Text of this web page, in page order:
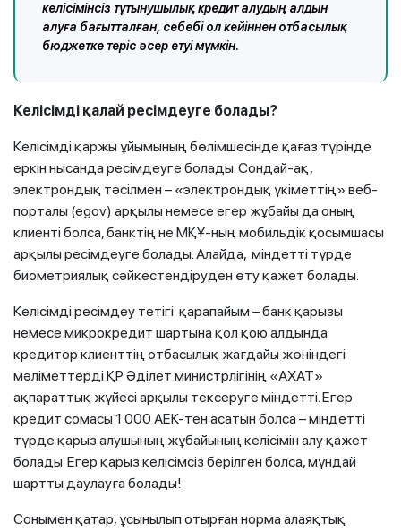
келісімінсіз тұтынушылық кредит алудың алдын
алуға бағытталған, себебі ол кейіннен отбасылық
бюджетке теріс әсер етуі мүмкін.
Келісімді қалай ресімдеуге болады?
Келісімді қаржы ұйымының бөлімшесінде қағаз түрінде
еркін нысанда ресімдеуге болады. Сондай-ақ,
электрондық тәсілмен – «электрондық үкіметтің» веб-
порталы (egov) арқылы немесе егер жұбайы да оның
клиенті болса, банктің не МҚҰ-ның мобильдік қосымшасы
арқылы ресімдеуге болады. Алайда, міндетті түрде
биометриялық сәйкестендіруден өту қажет болады.
Келісімді ресімдеу тетігі қарапайым – банк қарызы
немесе микрокредит шартына қол қою алдында
кредитор клиенттің отбасылық жағдайы жөніндегі
мәліметтерді ҚР Әділет министрлігінің «АХАТ»
ақпараттық жүйесі арқылы тексеруге міндетті. Егер
кредит сомасы 1 000 АЕК-тен асатын болса – міндетті
түрде қарыз алушының жұбайының келісімін алу қажет
болады. Егер қарыз келісімсіз берілген болса, мұндай
шартты даулауға болады!
Сонымен қатар, ұсынылып отырған норма алаяқтық